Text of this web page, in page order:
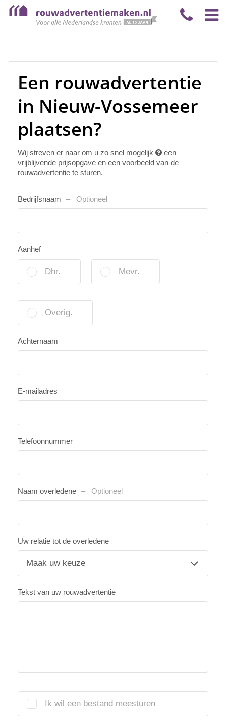
Een rouwadvertentie
in Nieuw-Vossemeer
plaatsen?
Wij streven er naar om u zo snel mogelijk
een
vrijblijvende prijsopgave en een voorbeeld van de
rouwadvertentie te sturen.
Bedrijfsnaam Optioneel
Aanhef
Dhr. Mevr.
Overig.
Achternaam
E-mailadres
Telefoonnummer
Naam overledene Optioneel
Uw relatie tot de overledene
Tekst van uw rouwadvertentie
Ik wil een bestand meesturen